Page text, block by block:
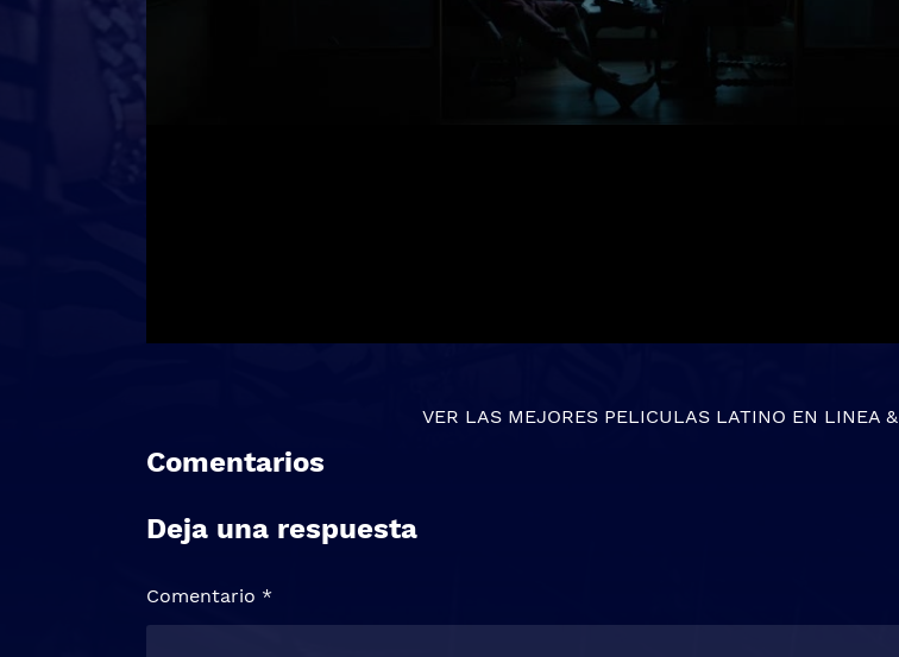
VER LAS MEJORES PELICULAS LATINO EN LINEA&
Comentarios
Deja una respuesta
Comentario *